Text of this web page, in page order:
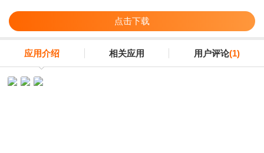
点击下载
应用介绍 相关应用 用户评论(1)